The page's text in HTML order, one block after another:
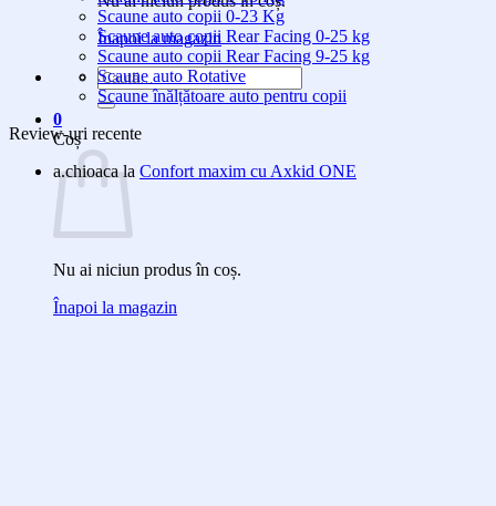
Înapoi la magazin
Caută
după:
0
Coș
Nu ai niciun produs în coș.
Înapoi la magazin
Scaune auto copii 0-23 Kg
Scaune auto copii Rear Facing 0-25 kg
Scaune auto copii Rear Facing 9-25 kg
Scaune auto Rotative
Scaune înălțătoare auto pentru copii
Review-uri recente
a.chioacala Confort maxim cu Axkid ONE